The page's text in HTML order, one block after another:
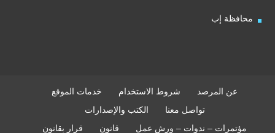
محافظة إب
عن المرصد شروط الاستخدام
خدمات الموقع
تواصل معنا
الكتب والإصدارات
مؤتمرات – ندوات – ورش عمل
قانون قرار بقانون